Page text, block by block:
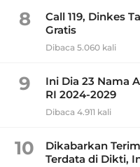
8
Call 119, Dinkes
Gratis
Dibaca 5.060 kali
9
Ini Dia 23 Nama
RI 2024-2029
Dibaca 4.911 kali
10
Dikabarkan
Terdata di Dikti,